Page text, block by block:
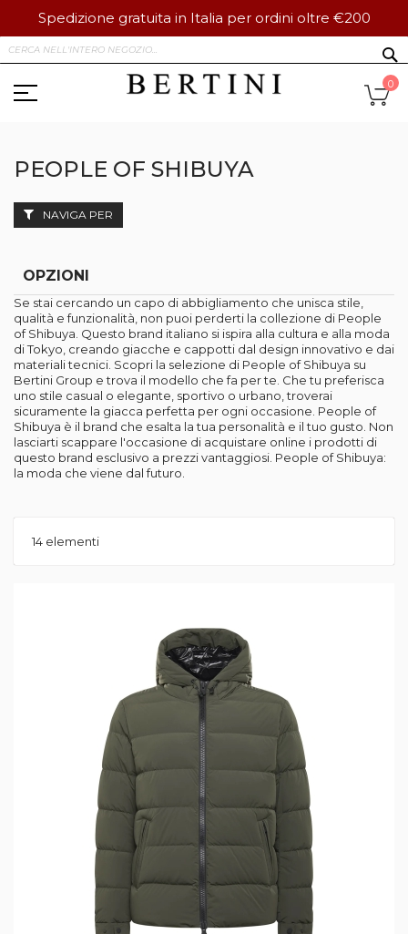
Spedizione gratuita in Italia per ordini oltre €200
al
contenuto
0
PEOPLE OF SHIBUYA
Se stai cercando un capo di abbigliamento che unisca stile,
qualità e funzionalità, non puoi perderti la collezione di People
of Shibuya. Questo brand italiano si ispira alla cultura e alla moda
di Tokyo, creando giacche e cappotti dal design innovativo e dai
materiali tecnici. Scopri la selezione di People of Shibuya su
Bertini Group e trova il modello che fa per te. Che tu preferisca
uno stile casual o elegante, sportivo o urbano, troverai
sicuramente la giacca perfetta per ogni occasione. People of
Shibuya è il brand che esalta la tua personalità e il tuo gusto. Non
lasciarti scappare l'occasione di acquistare online i prodotti di
questo brand esclusivo a prezzi vantaggiosi. People of Shibuya:
la moda che viene dal futuro.
14 elementi
NAVIGA PER
OPZIONI